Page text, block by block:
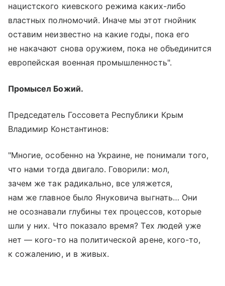
нацистского киевского режима каких-либо
властных полномочий. Иначе мы этот гнойник
оставим неизвестно на какие годы, пока его
не накачают снова оружием, пока не объединится
европейская военная промышленность".
Промысел Божий.
Председатель Госсовета Республики Крым
Владимир Константинов:
"Многие, особенно на Украине, не понимали того,
что нами тогда двигало. Говорили: мол,
зачем же так радикально, все уляжется,
нам же главное было Януковича выгнать… Они
не осознавали глубины тех процессов, которые
шли у них. Что показало время? Тех людей уже
нет — кого-то на политической арене, кого-то,
к сожалению, и в живых.